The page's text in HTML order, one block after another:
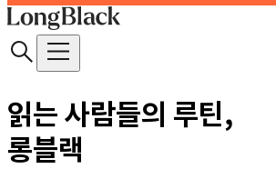
읽는 사람들의 루틴,
롱블랙